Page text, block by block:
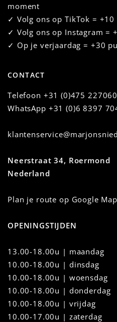
moment
✓ Volg ons op TikTok =
✓ Volg ons op Instagram =
✓ Op je verjaardag = +30
CONTACT
Telefoon +31 (0)475 227060
WhatsApp +31 (0)6 8397
Neerstraat 34, Roermond
Nederland
Plan je route op Google
OPENINGSTIJDEN
13.00-18.00u | maandag
10.00-18.00u | dinsdag
10.00-18.00u | woensdag
10.00-18.00u | donderdag
10.00-18.00u | vrijdag
10.00-17.00u | zaterdag